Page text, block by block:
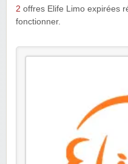
2 offres Elife Limo expirées
fonctionner.